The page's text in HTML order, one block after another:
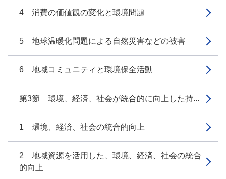
4 消費の価値観の変化と環境問題
5 地球温暖化問題による自然災害などの被害
6 地域コミュニティと環境保全活動
第3節 環境、経済、社会が統合的に向上した持...
1 環境、経済、社会の統合的向上
2 地域資源を活用した、環境、経済、社会の統合
的向上